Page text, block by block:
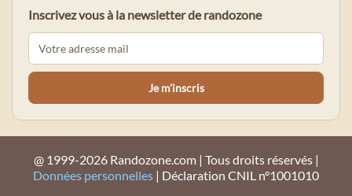
Inscrivez vous à la newsletter de randozone
@ 1999-2026 Randozone.com | Tous droits réservés |
Données personnelles | Déclaration CNIL n°1001010